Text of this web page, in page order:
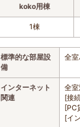
koko用棟
1棟
標準的な部屋設
備
全
インターネット
関連
全
[接
[PC
[イ